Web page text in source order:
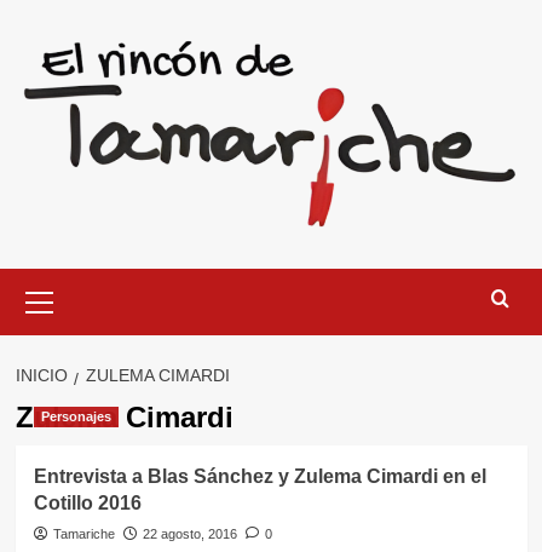
contenido
primario
INICIO ZULEMA CIMARDI
Zulema Cimardi
Personajes
Entrevista a Blas Sánchez y Zulema Cimardi en el
Cotillo 2016
Tamariche 22 agosto, 2016 0